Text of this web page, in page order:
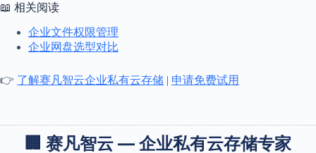
📖 相关阅读
企业文件权限管理
企业网盘选型对比
👉 了解赛凡智云企业私有云存储 | 申请免费试用
🏢 赛凡智云 — 企业私有云存储专家